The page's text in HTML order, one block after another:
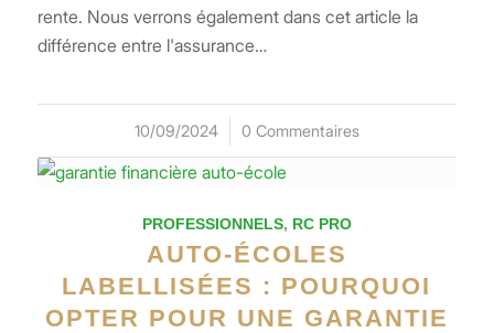
rente. Nous verrons également dans cet article la
différence entre l'assurance…
10/09/2024
/ 0 Commentaires
PROFESSIONNELS, RC PRO
AUTO-ÉCOLES
LABELLISÉES : POURQUOI
OPTER POUR UNE GARANTIE